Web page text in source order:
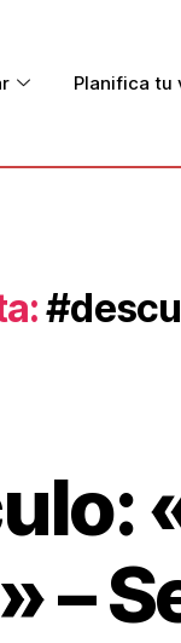
Planifica tu
–